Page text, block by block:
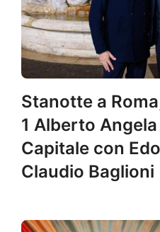
Stanotte a
1 Alberto
Capitale con
Claudio Baglioni